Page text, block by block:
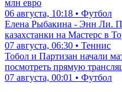
млн евро
06 августа, 10:18 • Футбол
Елена Рыбакина - Энн Ли.
казахстанки на Мастерс в
07 августа, 06:30 • Теннис
Тобол и Партизан начали
посмотреть прямую
07 августа, 00:01 • Футбол